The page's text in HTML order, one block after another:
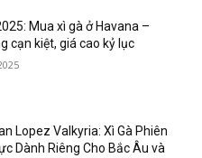
Mua xì gà ở Havana –
cạn kiệt, giá cao kỷ lục
Lopez Valkyria: Xì Gà Phiên
Dành Riêng Cho Bắc Âu và